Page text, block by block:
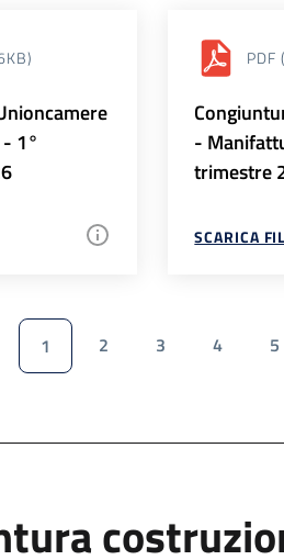
1°
PDF
-
trimestre
SCARICA
1 2 3 4 5